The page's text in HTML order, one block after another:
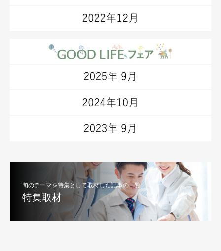
旬のテーマを特集として取材した記事の一覧
特集取材